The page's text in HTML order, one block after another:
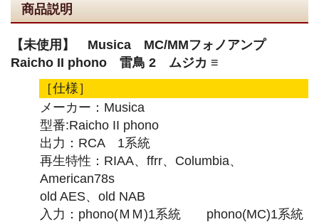
商品説明
【未使用】 Musica MC/MMフォノアンプ
Raicho II phono 雷鳥 2 ムジカ ≡
［仕様］
メーカー：Musica
型番:Raicho II phono
出力：RCA 1系統
再生特性：RIAA、ffrr、Columbia、
American78s
old AES、old NAB
入力：phono(ＭＭ)1系統 phono(MC)1系統